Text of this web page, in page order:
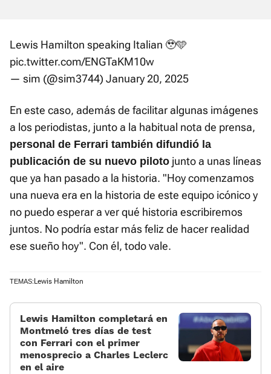
Lewis Hamilton speaking Italian 🥹🩵
pic.twitter.com/ENGTaKM10w
— sim (@sim3744) January 20, 2025
En este caso, además de facilitar algunas imágenes
a los periodistas, junto a la habitual nota de prensa,
personal de Ferrari también difundió la
publicación de su nuevo piloto junto a unas líneas
que ya han pasado a la historia. "Hoy comenzamos
una nueva era en la historia de este equipo icónico y
no puedo esperar a ver qué historia escribiremos
juntos. No podría estar más feliz de hacer realidad
ese sueño hoy". Con él, todo vale.
TEMAS: Lewis Hamilton
Lewis Hamilton completará en
Montmeló tres días de test
con Ferrari con el primer
menosprecio a Charles Leclerc
en el aire